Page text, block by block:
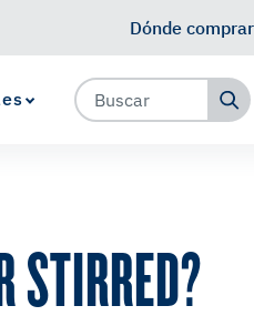
Dónde comprar
STIRRED?